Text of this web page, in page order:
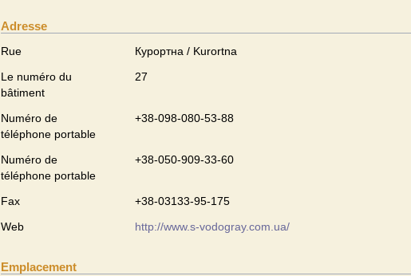
Adresse
Rue
Курортна / Kurortna
Le numéro du
bâtiment
27
Numéro de
téléphone portable
+38-098-080-53-88
Numéro de
téléphone portable
+38-050-909-33-60
Fax
+38-03133-95-175
Web
http://www.s-vodogray.com.ua/
Emplacement